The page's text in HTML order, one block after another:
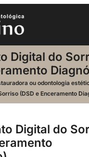
Digital do
ou odontologia
(DSD e Enceramento
Digital do